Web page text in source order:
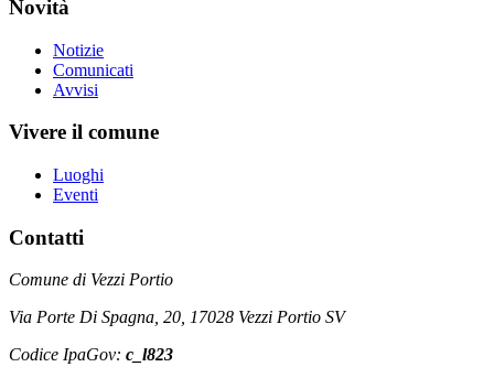
Novità
Notizie
Comunicati
Avvisi
Vivere il comune
Luoghi
Eventi
Contatti
Comune di Vezzi Portio
Via Porte Di Spagna, 20, 17028 Vezzi Portio SV
Codice IpaGov: c_l823